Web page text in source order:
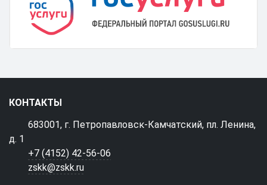
КОНТАКТЫ
683001, г. Петропавловск-Камчатский, пл. Ленина,
д. 1
+7 (4152) 42-56-06
zskk@zskk.ru